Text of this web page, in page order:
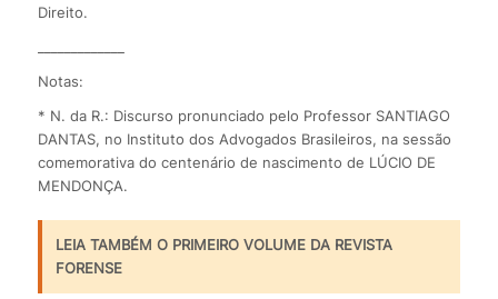
Direito.
Notas:
* N. da R.: Discurso pronunciado pelo Professor SANTIAGO
DANTAS, no Instituto dos Advogados Brasileiros, na sessão
comemorativa do centenário de nascimento de LÚCIO DE
MENDONÇA.
LEIA TAMBÉM O PRIMEIRO VOLUME DA REVISTA
FORENSE